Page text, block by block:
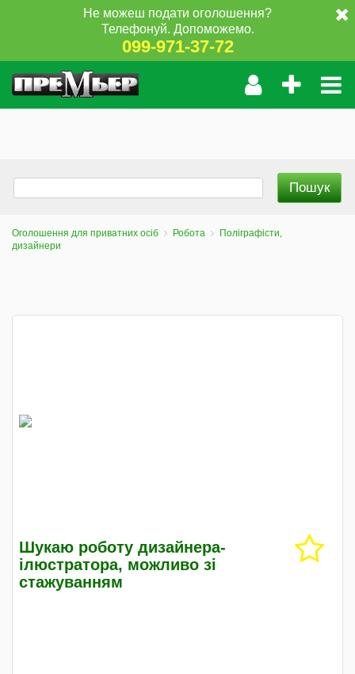
Не можеш подати оголошення?
Телефонуй. Допоможемо.
099-971-37-72
Оголошення для приватних осіб Робота
Поліграфісти,
дизайнери
Шукаю роботу дизайнера-
ілюстратора, можливо зі
стажуванням